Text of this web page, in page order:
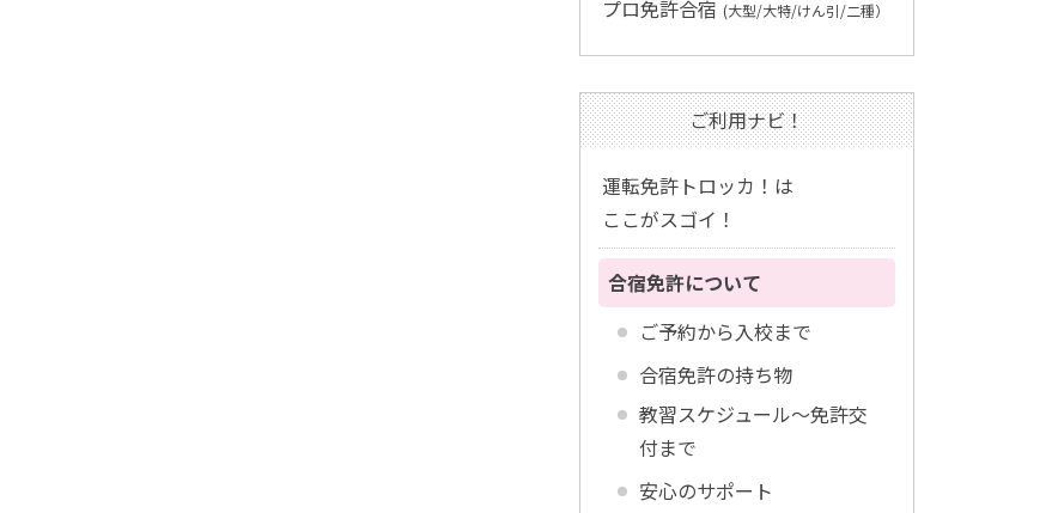
プロ免許合宿 (大型/大特/けん引/二種）
ご利用ナビ！
運転免許トロッカ！は
ここがスゴイ！
合宿免許について
ご予約から入校まで
合宿免許の持ち物
教習スケジュール～免許交
付まで
安心のサポート